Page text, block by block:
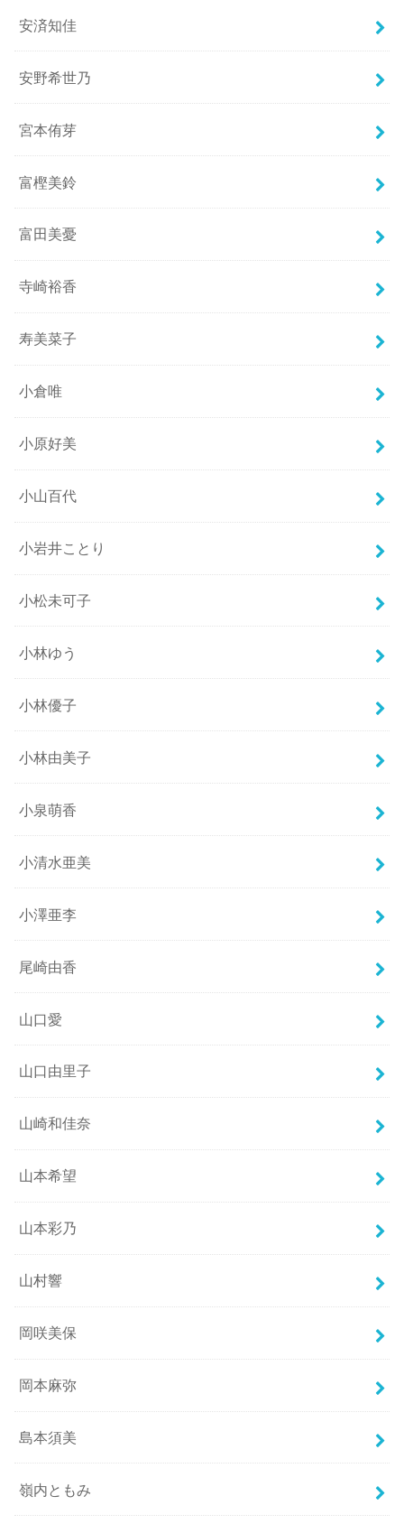
安済知佳
安野希世乃
宮本侑芽
富樫美鈴
富田美憂
寺崎裕香
寿美菜子
小倉唯
小原好美
小山百代
小岩井ことり
小松未可子
小林ゆう
小林優子
小林由美子
小泉萌香
小清水亜美
小澤亜李
尾崎由香
山口愛
山口由里子
山崎和佳奈
山本希望
山本彩乃
山村響
岡咲美保
岡本麻弥
島本須美
嶺内ともみ